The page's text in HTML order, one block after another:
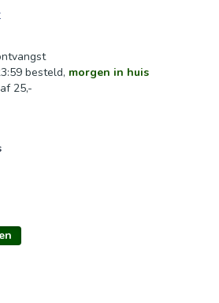
besteld, morgen in huis
25,-